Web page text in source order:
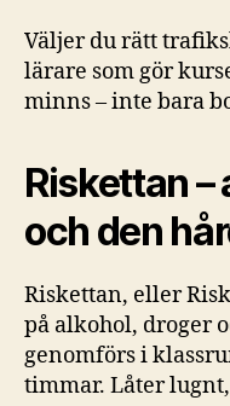
Väljer du rätt
lärare som gör
minns – inte bara
Riskettan –
och den
Riskettan, eller
på alkohol, droger
genomförs i
timmar. Låter